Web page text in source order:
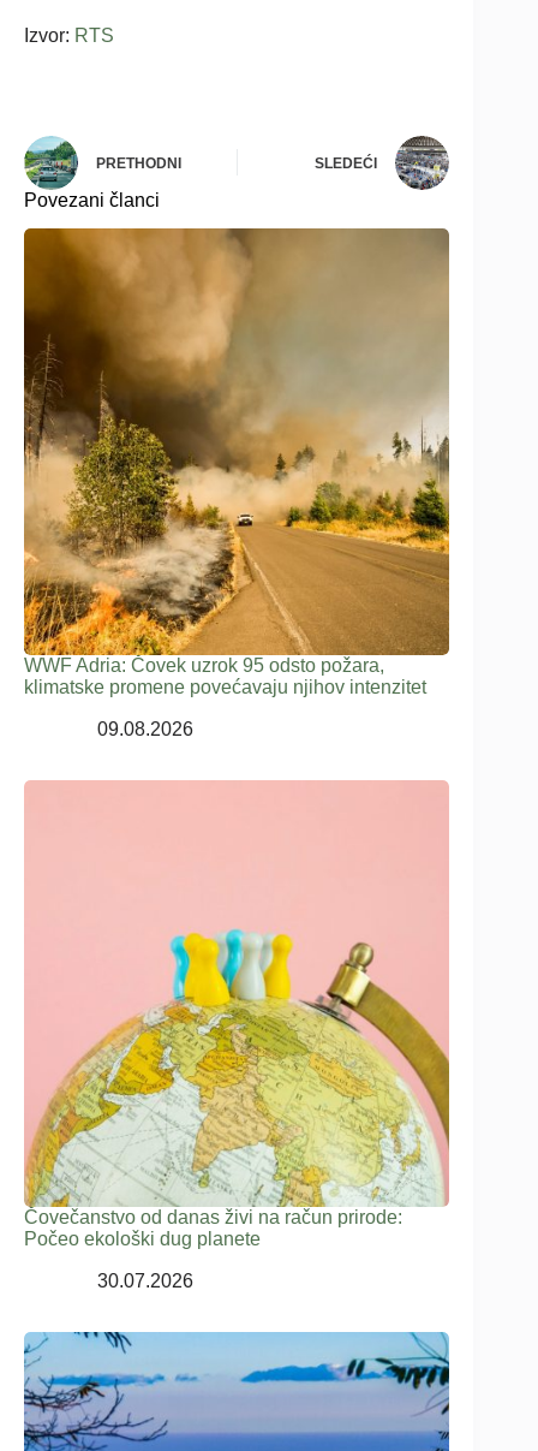
Izvor: RTS
PRETHODNI SLEDEĆI
Povezani članci
WWF Adria: Čovek uzrok 95 odsto požara,
klimatske promene povećavaju njihov intenzitet
09.08.2026
Čovečanstvo od danas živi na račun prirode:
Počeo ekološki dug planete
30.07.2026